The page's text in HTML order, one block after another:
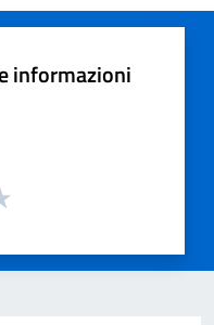
informazioni